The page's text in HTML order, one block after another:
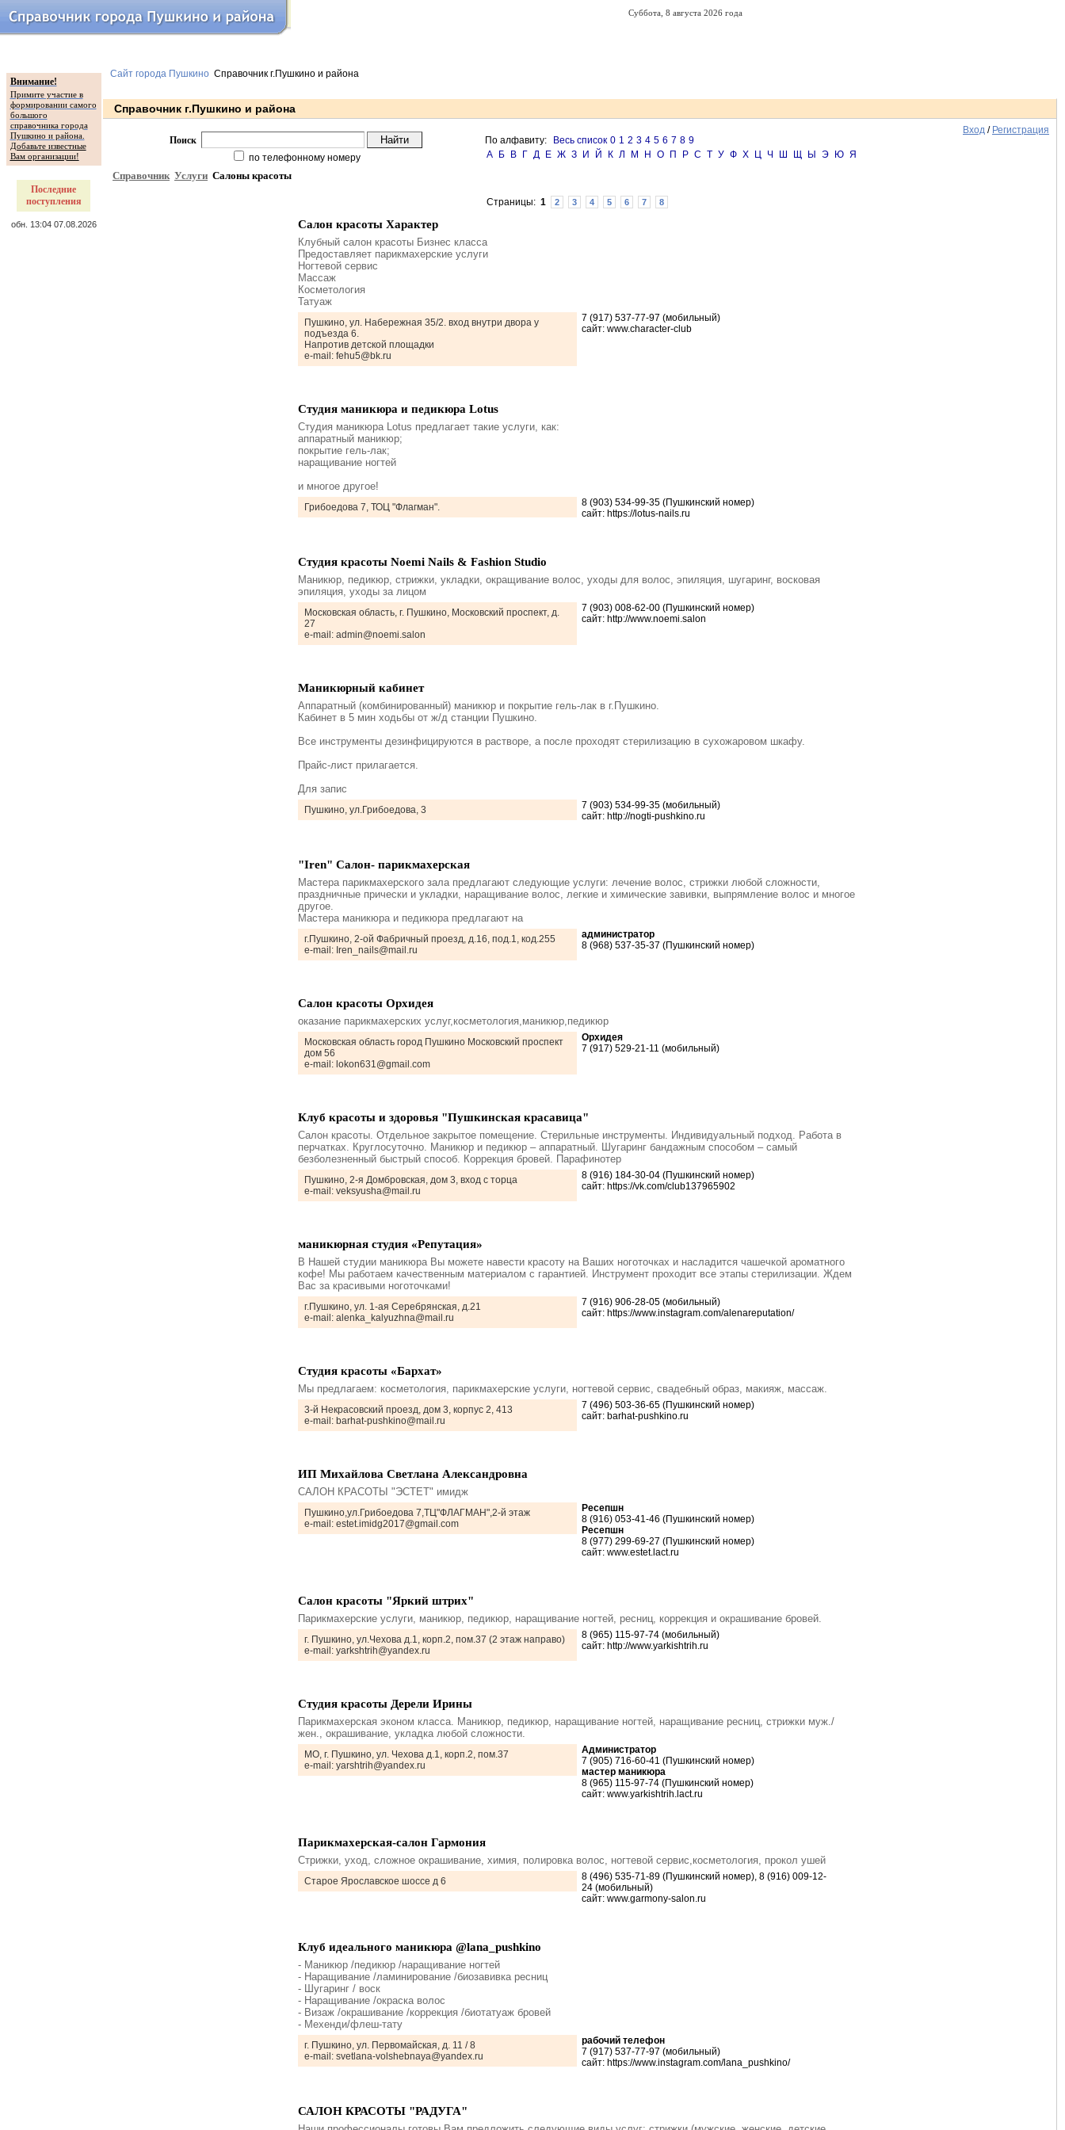
Суббота, 8 августа 2026 года
Вход / Регистрация
Внимание!
Примите участие в
формировании самого
большого
справочника города
Пушкино и района.
Добавьте известные
Вам организации!
Последние
поступления
обн. 13:04 07.08.2026
Сайт города Пушкино Справочник г.Пушкино и района
Справочник г.Пушкино и района
Поиск
по телефонному номеру
По алфавиту: Весь список 0 1 2 3 4 5 6 7 8 9
А
Б В Г Д Е Ж З И Й К Л М Н О П Р С Т У Ф Х Ц Ч Ш Щ Ы Э Ю Я
Справочник Услуги Салоны красоты
Страницы: 1 2 3 4 5 6 7 8
Салон красоты Характер
Клубный салон красоты Бизнес класса
Предоставляет парикмахерские услуги
Ногтевой сервис
Массаж
Косметология
Татуаж
Пушкино, ул. Набережная 35/2. вход внутри двора у
подъезда 6.
Напротив детской площадки
e-mail: fehu5@bk.ru
7 (917) 537-77-97 (мобильный)
сайт: www.character-club
Студия маникюра и педикюра Lotus
Студия маникюра Lotus предлагает такие услуги, как:
аппаратный маникюр;
покрытие гель-лак;
наращивание ногтей
и многое другое!
Грибоедова 7, ТОЦ "Флагман".
8 (903) 534-99-35 (Пушкинский номер)
сайт: https://lotus-nails.ru
Студия красоты Noemi Nails & Fashion Studio
Маникюр, педикюр, стрижки, укладки, окращивание волос, уходы для волос, эпиляция, шугаринг, восковая
эпиляция, уходы за лицом
Московская область, г. Пушкино, Московский проспект, д.
27
e-mail: admin@noemi.salon
7 (903) 008-62-00 (Пушкинский номер)
сайт: http://www.noemi.salon
Маникюрный кабинет
Аппаратный (комбинированный) маникюр и покрытие гель-лак в г.Пушкино.
Кабинет в 5 мин ходьбы от ж/д станции Пушкино.
Все инструменты дезинфицируются в растворе, а после проходят стерилизацию в сухожаровом шкафу.
Прайс-лист прилагается.
Для запис
Пушкино, ул.Грибоедова, 3
7 (903) 534-99-35 (мобильный)
сайт: http://nogti-pushkino.ru
"Iren" Салон- парикмахерская
Мастера парикмахерского зала предлагают следующие услуги: лечение волос, стрижки любой сложности,
праздничные прически и укладки, наращивание волос, легкие и химические завивки, выпрямление волос и многое
другое.
Мастера маникюра и педикюра предлагают на
г.Пушкино, 2-ой Фабричный проезд, д.16, под.1, код.255
e-mail: Iren_nails@mail.ru
администратор
8 (968) 537-35-37 (Пушкинский номер)
Салон красоты Орхидея
оказание парикмахерских услуг,косметология,маникюр,педикюр
Московская область город Пушкино Московский проспект
дом 56
e-mail: lokon631@gmail.com
Орхидея
7 (917) 529-21-11 (мобильный)
Клуб красоты и здоровья "Пушкинская красавица"
Салон красоты. Отдельное закрытое помещение. Стерильные инструменты. Индивидуальный подход. Работа в
перчатках. Круглосуточно. Маникюр и педикюр – аппаратный. Шугаринг бандажным способом – самый
безболезненный быстрый способ. Коррекция бровей. Парафинотер
Пушкино, 2-я Домбровская, дом 3, вход с торца
e-mail: veksyusha@mail.ru
8 (916) 184-30-04 (Пушкинский номер)
сайт: https://vk.com/club137965902
маникюрная студия «Репутация»
В Нашей студии маникюра Вы можете навести красоту на Ваших ноготочках и насладится чашечкой ароматного
кофе! Мы работаем качественным материалом с гарантией. Инструмент проходит все этапы стерилизации. Ждем
Вас за красивыми ноготочками!
г.Пушкино, ул. 1-ая Серебрянская, д.21
e-mail: alenka_kalyuzhna@mail.ru
7 (916) 906-28-05 (мобильный)
сайт: https://www.instagram.com/alenareputation/
Студия красоты «Бархат»
Мы предлагаем: косметология, парикмахерские услуги, ногтевой сервис, свадебный образ, макияж, массаж.
3-й Некрасовский проезд, дом 3, корпус 2, 413
e-mail: barhat-pushkino@mail.ru
7 (496) 503-36-65 (Пушкинский номер)
сайт: barhat-pushkino.ru
ИП Михайлова Светлана Александровна
САЛОН КРАСОТЫ "ЭСТЕТ" имидж
Пушкино,ул.Грибоедова 7,ТЦ"ФЛАГМАН",2-й этаж
e-mail: estet.imidg2017@gmail.com
Ресепшн
8 (916) 053-41-46 (Пушкинский номер)
Ресепшн
8 (977) 299-69-27 (Пушкинский номер)
сайт: www.estet.lact.ru
Салон красоты "Яркий штрих"
Парикмахерские услуги, маникюр, педикюр, наращивание ногтей, ресниц, коррекция и окрашивание бровей.
г. Пушкино, ул.Чехова д.1, корп.2, пом.37 (2 этаж направо)
e-mail: yarkshtrih@yandex.ru
8 (965) 115-97-74 (мобильный)
сайт: http://www.yarkishtrih.ru
Студия красоты Дерели Ирины
Парикмахерская эконом класса. Маникюр, педикюр, наращивание ногтей, наращивание ресниц, стрижки муж./
жен., окрашивание, укладка любой сложности.
МО, г. Пушкино, ул. Чехова д.1, корп.2, пом.37
e-mail: yarshtrih@yandex.ru
Администратор
7 (905) 716-60-41 (Пушкинский номер)
мастер маникюра
8 (965) 115-97-74 (Пушкинский номер)
сайт: www.yarkishtrih.lact.ru
Парикмахерская-салон Гармония
Стрижки, уход, сложное окрашивание, химия, полировка волос, ногтевой сервис,косметология, прокол ушей
Старое Ярославское шоссе д 6
8 (496) 535-71-89 (Пушкинский номер), 8 (916) 009-12-
24 (мобильный)
сайт: www.garmony-salon.ru
Клуб идеального маникюра @lana_pushkino
- Маникюр /педикюр /наращивание ногтей
- Наращивание /ламинирование /биозавивка ресниц
- Шугаринг / воск
- Наращивание /окраска волос
- Визаж /окрашивание /коррекция /биотатуаж бровей
- Мехенди/флеш-тату
г. Пушкино, ул. Первомайская, д. 11 / 8
e-mail: svetlana-volshebnaya@yandex.ru
рабочий телефон
7 (917) 537-77-97 (мобильный)
сайт: https://www.instagram.com/lana_pushkino/
САЛОН КРАСОТЫ "РАДУГА"